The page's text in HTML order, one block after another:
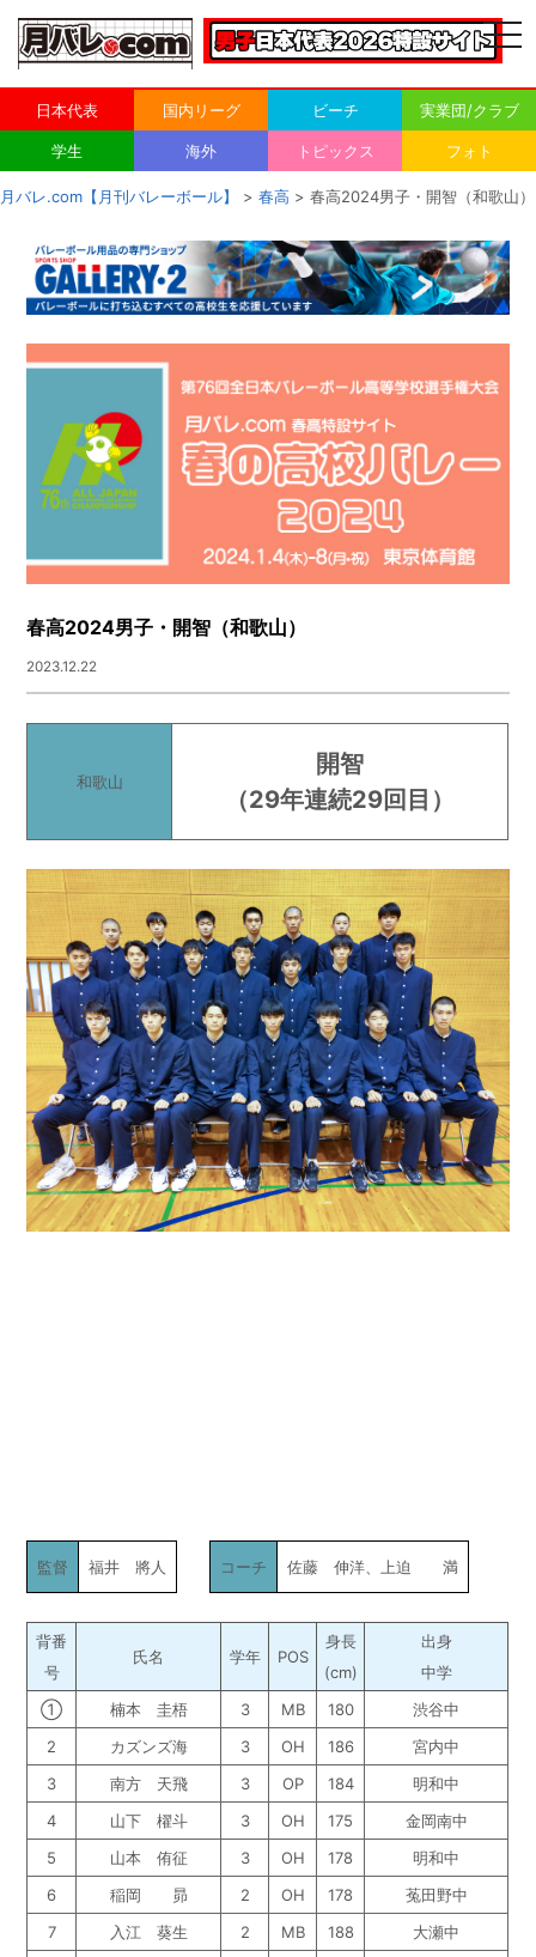
日本代表 国内リーグ ビーチ 実業団/クラブ
学生 海外 トピックス フォト
月バレ.com【月刊バレーボール】 > 春高 > 春高2024男子・開智（和歌山）
春高2024男子・開智（和歌山）
2023.12.22
和歌山
開智
（29年連続29回目）
監督 福井 將人 コーチ 佐藤 伸洋、上迫 満
背番
号
氏名 学年 POS
身長
(cm)
出身
中学
①
楠本 圭梧 3 MB 180
渋谷中
2
カズンズ海 3 OH 186
宮内中
3
南方 天飛 3 OP 184
明和中
4
山下 櫂斗 3 OH 175
金岡南中
5
山本 侑征 3 OH 178
明和中
6
稲岡 昴 2 OH 178
菟田野中
7
入江 葵生 2 MB 188
大瀬中